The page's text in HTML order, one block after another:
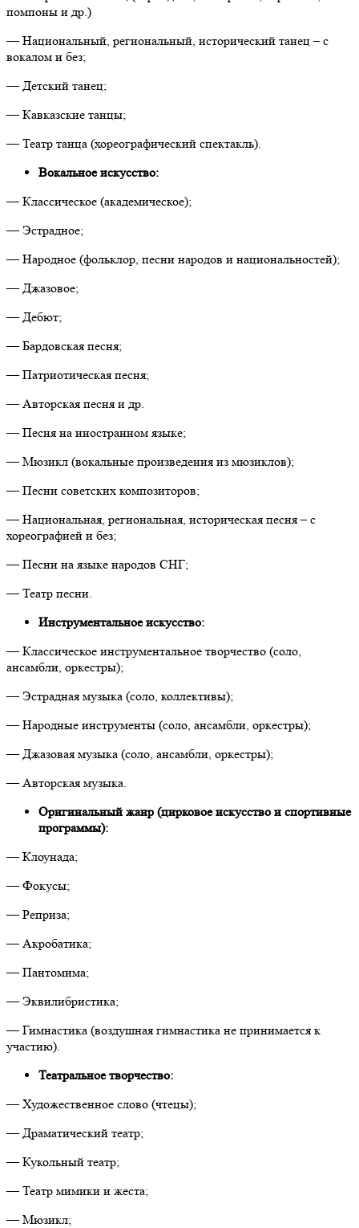
помпоны и др.)
— Национальный, региональный, исторический танец – с
вокалом и без;
— Детский танец;
— Кавказские танцы;
— Театр танца (хореографический спектакль).
Вокальное искусство:
— Классическое (академическое);
— Эстрадное;
— Народное (фольклор, песни народов и национальностей);
— Джазовое;
— Дебют;
— Бардовская песня;
— Патриотическая песня;
— Авторская песня и др.
— Песня на иностранном языке;
— Мюзикл (вокальные произведения из мюзиклов);
— Песни советских композиторов;
— Национальная, региональная, историческая песня – с
хореографией и без;
— Песни на языке народов СНГ;
— Театр песни.
Инструментальное искусство:
— Классическое инструментальное творчество (соло,
ансамбли, оркестры);
— Эстрадная музыка (соло, коллективы);
— Народные инструменты (соло, ансамбли, оркестры);
— Джазовая музыка (соло, ансамбли, оркестры);
— Авторская музыка.
Оригинальный жанр (цирковое искусство и спортивные
программы):
— Клоунада;
— Фокусы;
— Реприза;
— Акробатика;
— Пантомима;
— Эквилибристика;
— Гимнастика (воздушная гимнастика не принимается к
участию).
Театральное творчество:
— Художественное слово (чтецы);
— Драматический театр;
— Кукольный театр;
— Театр мимики и жеста;
— Мюзикл;